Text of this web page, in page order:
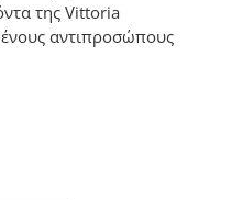
της Vittoria
αντιπροσώπους